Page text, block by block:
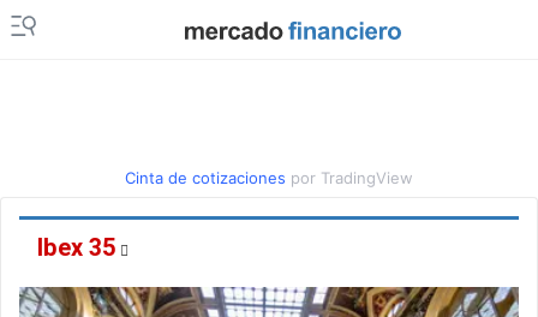
Cinta de cotizaciones por TradingView
Ibex 35